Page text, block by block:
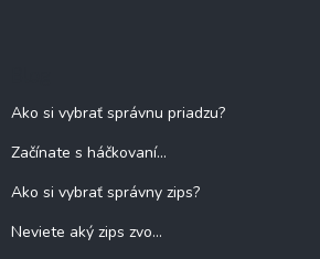
Ako si vybrať správnu priadzu?
Začínate s háčkovaní...
Ako si vybrať správny zips?
Neviete aký zips zvo...